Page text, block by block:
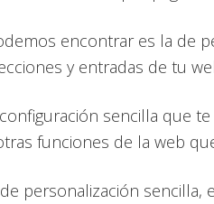
encontrar es la de
y entradas de tu
sencilla que
funciones de la web
personalización